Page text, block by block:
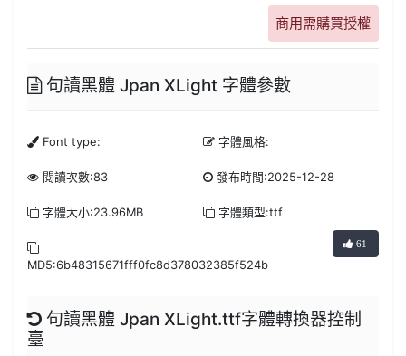
商用需購買授權
句讀黑體 Jpan XLight 字體參數
Font type: 字體風格:
閱讀次數:83 發布時間:2025-12-28
字體大小:23.96MB 字體類型:ttf
MD5:6b48315671fff0fc8d378032385f524b
61
句讀黑體 Jpan XLight.ttf字體轉換器控制
臺